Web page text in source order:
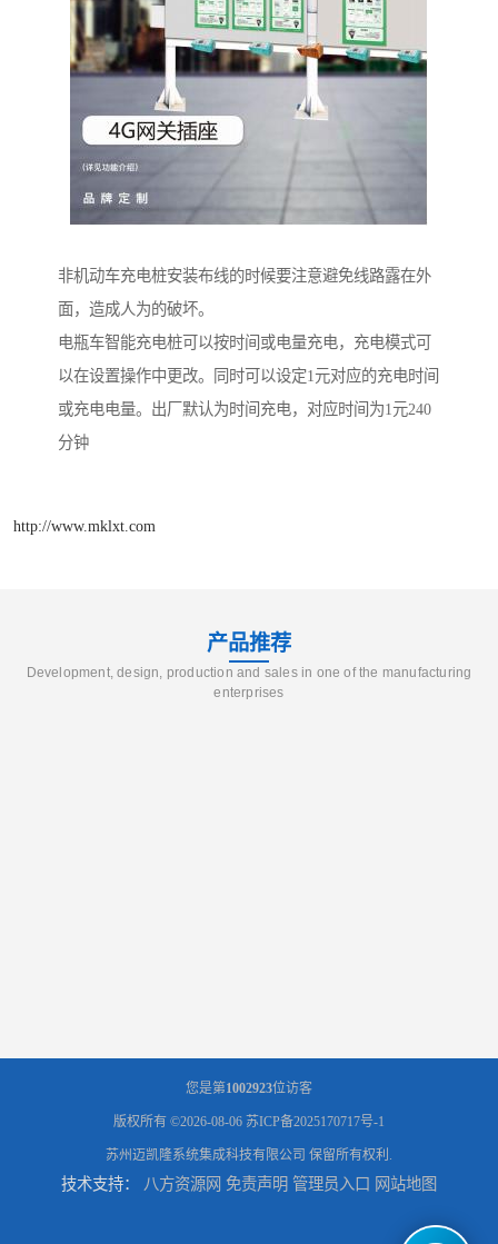
非机动车充电桩安装布线的时候要注意避免线路露在外
面，造成人为的破坏。
电瓶车智能充电桩可以按时间或电量充电，充电模式可
以在设置操作中更改。同时可以设定1元对应的充电时间
或充电电量。出厂默认为时间充电，对应时间为1元240
分钟
http://www.mklxt.com
产品推荐
Development, design, production and sales in one of the manufacturing
enterprises
您是第1002923位访客
版权所有 ©2026-08-06 苏ICP备2025170717号-1
苏州迈凯隆系统集成科技有限公司 保留所有权利.
技术支持： 八方资源网 免责声明 管理员入口 网站地图